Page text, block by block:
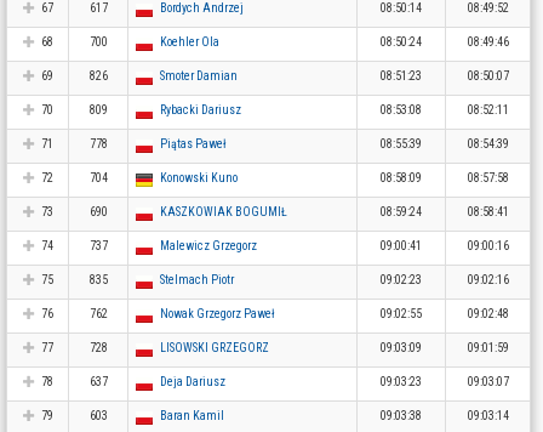
67 617 Bordych Andrzej 08:50:14 08:49:52
68 700 Koehler Ola 08:50:24 08:49:46
69 826 Smoter Damian 08:51:23 08:50:07
70 809 Rybacki Dariusz 08:53:08 08:52:11
71 778 Piątas Paweł 08:55:39 08:54:39
72 704 Konowski Kuno 08:58:09 08:57:58
73 690 KASZKOWIAK BOGUMIŁ 08:59:24 08:58:41
74 737 Malewicz Grzegorz 09:00:41 09:00:16
75 835 Stelmach Piotr 09:02:23 09:02:16
76 762 Nowak Grzegorz Paweł 09:02:55 09:02:48
77 728 LISOWSKI GRZEGORZ 09:03:09 09:01:59
78 637 Deja Dariusz 09:03:23 09:03:07
79 603 Baran Kamil 09:03:38 09:03:14